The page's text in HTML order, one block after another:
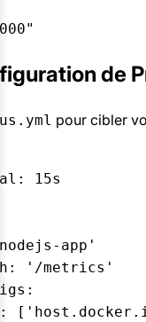
de
pour cibler
15s
app'
'/metrics'